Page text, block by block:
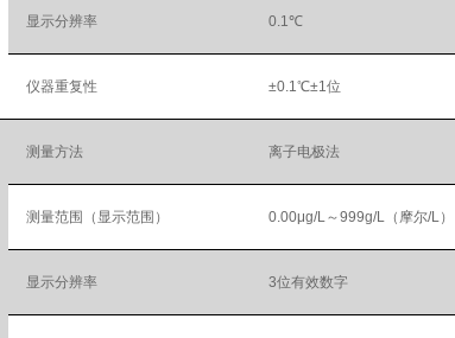
显示分辨率 0.1℃
仪器重复性 ±0.1℃±1位
测量方法 离子电极法
测量范围（显示范围） 0.00μg/L～999g/L（摩尔/L）
显示分辨率 3位有效数字